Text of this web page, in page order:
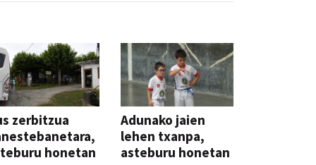
zerbitzua
honetan
Adunako jaien
lehen txanpa,
asteburu honetan